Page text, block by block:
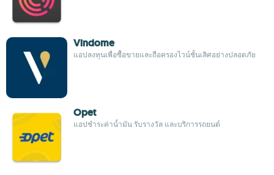
Vindome
แอปลงทุนเพื่อซื้อขายและถือครองไวน์ชั้นเลิศอย่างปลอดภัย
Opet
แอปชำระค่าน้ำมัน รับรางวัล และบริการรถยนต์